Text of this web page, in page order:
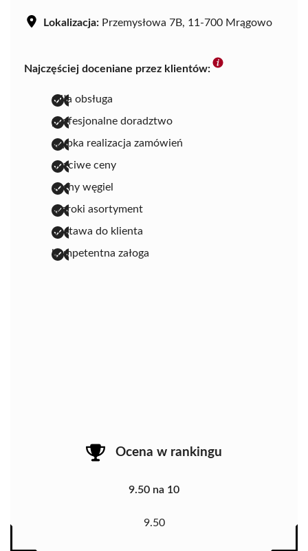
Lokalizacja: Przemysłowa 7B, 11-700 Mrągowo
Najczęściej doceniane przez klientów:
miła obsługa
profesjonalne doradztwo
szybka realizacja zamówień
uczciwe ceny
suchy węgiel
szeroki asortyment
dostawa do klienta
kompetentna załoga
Ocena w rankingu
9.50 na 10
9.50